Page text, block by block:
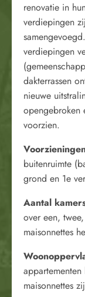
renovatie in
verdiepingen
verdiepingen
dakterrassen
nieuwe
opengebroken
voorzien.
buitenruimte
grond en 1e
Aantal
over een,
maisonnettes
maisonnettes